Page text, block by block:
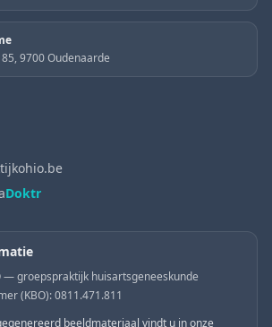
9700 Oudenaarde
Doktr
— groepspraktijk huisartsgeneeskunde
(KBO): 0811.471.811
beeldmateriaal vindt u in onze